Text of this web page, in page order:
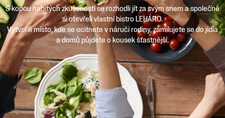
S kopou nabitých zkušeností se rozhodli jít za svým snem a společně
si otevřeli vlastní bistro LEHÁRO.
Vytvořili místo, kde se ocitnete v náruči rodiny, zamilujete se do jídla
a domů půjdete o kousek šťastnější.